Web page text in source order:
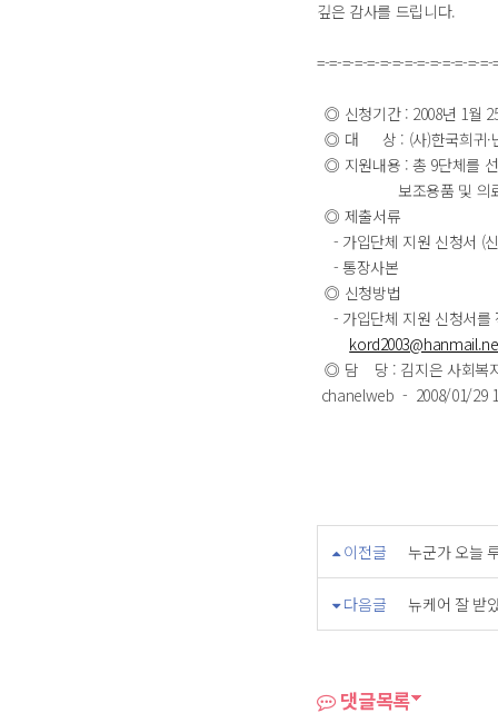
깊은 감사를 드립니다.
=-=-=-=-=-=-=-=-=-=-=-=-
◎ 신청기간 : 2008년 1월
◎ 대 상 : (사)한국희귀·
◎ 지원내용 : 총 9단체를
보조용품 및 의료용
◎ 제출서류
- 가입단체 지원 신청서 (
- 통장사본
◎ 신청방법
- 가입단체 지원 신청서를
◎ 담 당 : 김지은 사회복
chanelweb - 2008/01/29
이전글 누군가 오늘
다음글 뉴케어 잘 받
댓글목록